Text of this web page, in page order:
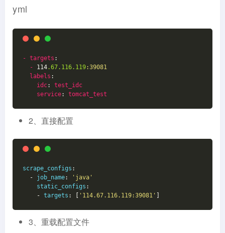
yml
- targets :
- 114.67.116.119:39081
labels :
idc: test_idc
service: tomcat_test
2、直接配置
scrape_configs :
  -
job_name:
'java'
static_configs :
    -
targets : [ '114.67.116.119:39081'
3、重载配置文件